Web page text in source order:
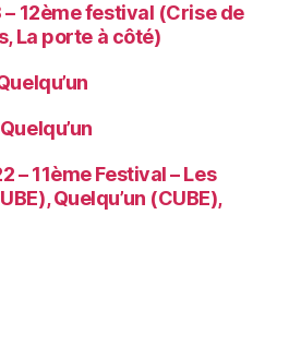
– 12ème festival (Crise de
La porte à côté)
– 11ème Festival – Les
Quelqu’un (CUBE),